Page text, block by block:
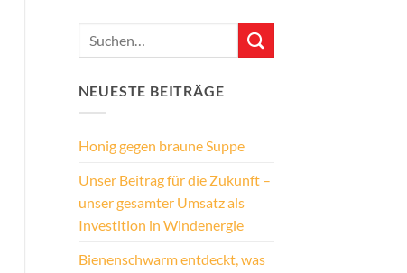
NEUESTE BEITRÄGE
Honig gegen braune Suppe
Unser Beitrag für die Zukunft –
unser gesamter Umsatz als
Investition in Windenergie
Bienenschwarm entdeckt, was